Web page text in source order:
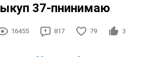
37-пнинимаю
16455 817 79 3